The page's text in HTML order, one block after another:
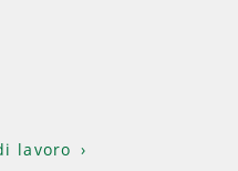
lavoro